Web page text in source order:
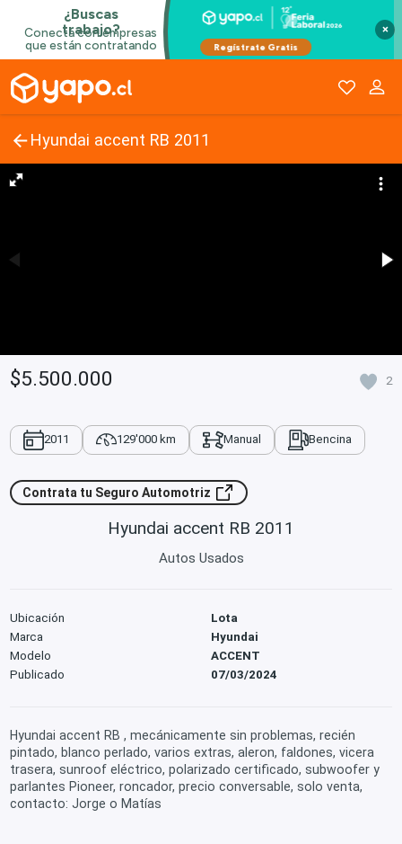
×
Hyundai accent RB 2011
$5.500.000 2
2011 129'000 km Manual Bencina
Contrata tu Seguro Automotriz
Hyundai accent RB 2011
Autos Usados
Ubicación
Lota
Marca
Hyundai
Modelo
ACCENT
Publicado
07/03/2024
Hyundai accent RB , mecánicamente sin problemas, recién
pintado, blanco perlado, varios extras, aleron, faldones, vicera
trasera, sunroof eléctrico, polarizado certificado, subwoofer y
parlantes Pioneer, roncador, precio conversable, solo venta,
contacto: Jorge o Matías